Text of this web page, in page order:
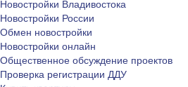
Новостройки Владивостока
Новостройки России
Обмен новостройки
Новостройки онлайн
Общественное обсуждение проектов
Проверка регистрации ДДУ